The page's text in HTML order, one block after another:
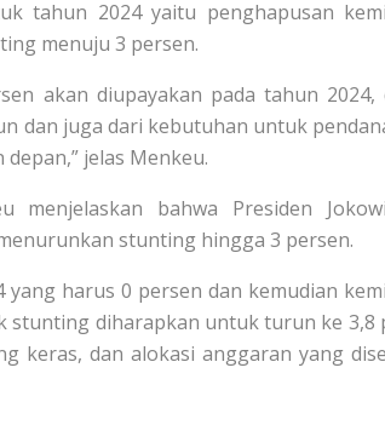
tahun 2024 yaitu penghapusan
menuju 3 persen.
akan diupayakan pada tahun 2024,
dan juga dari kebutuhan untuk
jelas Menkeu.
menjelaskan bahwa Presiden
stunting hingga 3 persen.
harus 0 persen dan kemudian
stunting diharapkan untuk turun ke 3,8
keras, dan alokasi anggaran yang